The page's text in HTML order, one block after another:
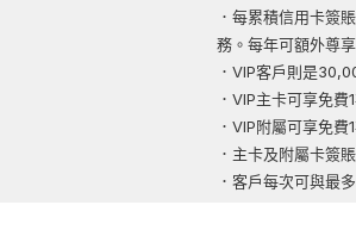
．每累積信用卡簽
務。每年可額外尊
．VIP客戶則是
．VIP主卡可享免費
．VIP附屬可享免費
．主卡及附屬卡簽
．客戶每次可與最